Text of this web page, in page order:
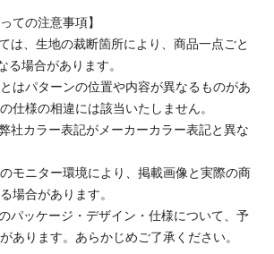
ての注意事項】
は、生地の裁断箇所により、商品一点ごと
場合があります。
はパターンの位置や内容が異なるものがあ
仕様の相違には該当いたしません。
社カラー表記がメーカーカラー表記と異な
モニター環境により、掲載画像と実際の商
場合があります。
パッケージ・デザイン・仕様について、予
あります。あらかじめご了承ください。